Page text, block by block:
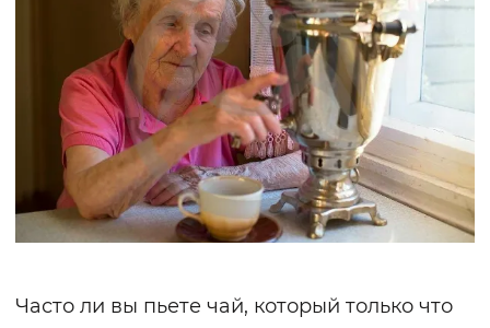
Часто ли вы пьете чай, который только что